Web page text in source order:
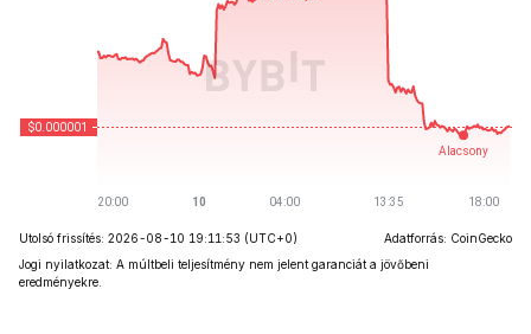
Utolsó frissítés: 2026-08-10 19:11:53 (UTC+0)
Adatforrás: CoinGecko
Jogi nyilatkozat: A múltbeli teljesítmény nem jelent garanciát a jövőbeni
eredményekre.